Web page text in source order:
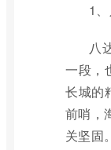
1
八
一段，
长城的
前哨，
关坚固。